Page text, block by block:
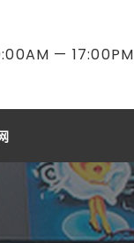
AM — 17:00PM